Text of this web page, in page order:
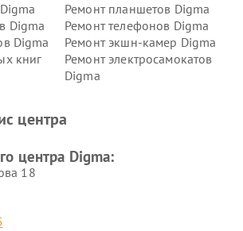
Ремонт планшетов Digma
Digma
Ремонт телефонов Digma
Digma
Ремонт экшн-камер Digma
книг
Ремонт электросамокатов
Digma
центра
центра Digma:
18